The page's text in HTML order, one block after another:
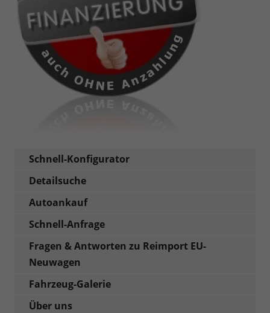
Schnell-Konfigurator
Detailsuche
Autoankauf
Schnell-Anfrage
Fragen & Antworten zu Reimport EU-
Neuwagen
Fahrzeug-Galerie
Über uns